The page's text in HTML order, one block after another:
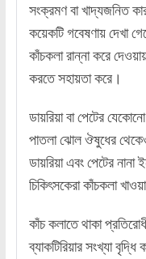
সংক্রমণ বা খাদ্যজনিত
কয়েকটি গবেষণায় দেখা
কাঁচকলা রান্না করে
করতে সহায়তা করে।
ডায়রিয়া বা পেটের
পাতলা ঝোল ঔষুধের
ডায়রিয়া এবং পেটের
চিকিৎসকেরা কাঁচকলা
কাঁচ কলাতে থাকা
ব্যাকটিরিয়ার সংখ্যা